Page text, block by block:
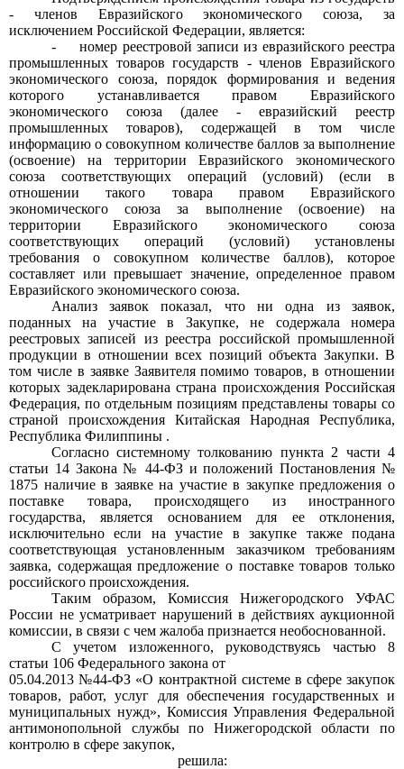
- членов Евразийского экономического союза, за
исключением Российской Федерации, является:
-
номер реестровой записи из евразийского реестра
промышленных товаров государств -членов Евразийского
экономического союза, порядок формирования и ведения
которого устанавливается правом Евразийского
экономического союза (далее - евразийский реестр
промышленных товаров), содержащей в том числе
информацию о совокупном количестве баллов за выполнение
(освоение) на территории Евразийского экономического
союза соответствующих операций (условий) (если в
отношении такого товара правом Евразийского
экономического союза за выполнение (освоение) на
территории Евразийского экономического союза
соответствующих операций (условий) установлены
требования о совокупном количестве баллов), которое
составляет или превышает значение, определенное правом
Евразийского экономического союза.
Анализ заявок показал, что ни одна из заявок,
поданных на участие в Закупке, не содержала номера
реестровых записей из реестра российской промышленной
продукции в отношении всех позиций объекта Закупки. В
том числе в заявке Заявителя помимо товаров, в отношении
которых задекларирована страна происхождения Российская
Федерация, по отдельным позициям представлены товары со
страной происхождения Китайская Народная Республика,
Республика Филиппины .
Согласно системному толкованию пункта 2 части 4
статьи 14 Закона№ 44-ФЗ и положений Постановления№
1875 наличие в заявке на участие в закупке предложения о
поставке товара, происходящего из иностранного
государства, является основанием для ее отклонения,
исключительно если на участие в закупке также подана
соответствующая установленным заказчиком требованиям
заявка, содержащая предложение о поставке товаров только
российского происхождения.
Таким образом, Комиссия Нижегородского УФАС
России не усматривает нарушений в действиях аукционной
комиссии, в связи с чем жалоба признается необоснованной.
С учетом изложенного, руководствуясь частью 8
статьи 106 Федерального закона от
05.04.2013№44-ФЗ «О контрактной системе в сфере закупок
товаров, работ, услуг для обеспечения государственных и
муниципальных нужд», Комиссия Управления Федеральной
антимонопольной службы по Нижегородской области по
контролю в сфере закупок,
решила: